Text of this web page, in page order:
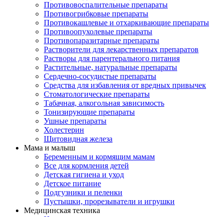
Противовоспалительные препараты
Противогрибковые препараты
Противокашлевые и отхаркивающие препараты
Противоопухолевые препараты
Противопаразитарные препараты
Растворители для лекарственных препаратов
Растворы для парентерального питания
Растительные, натуральные препараты
Сердечно-сосудистые препараты
Средства для избавления от вредных привычек
Стоматологические препараты
Табачная, алкогольная зависимость
Тонизирующие препараты
Ушные препараты
Холестерин
Щитовидная железа
Мама и малыш
Беременным и кормящим мамам
Все для кормления детей
Детская гигиена и уход
Детское питание
Подгузники и пеленки
Пустышки, прорезыватели и игрушки
Медицинская техника